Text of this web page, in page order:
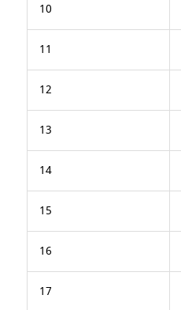
10
11
12
13
14
15
16
17